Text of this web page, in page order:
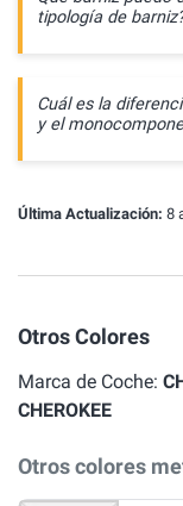
tipología de
Cuál es la
y el
Última Actualización: 8
Otros Colores
Marca de Coche:
CHEROKEE
Otros colores